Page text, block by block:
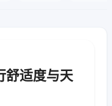
舒适度与天